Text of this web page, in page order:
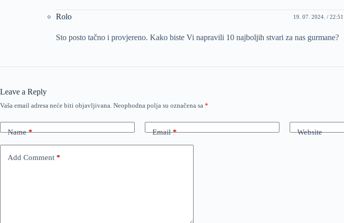
Rolo 19. 07. 2024. / 22:51
Sto posto tačno i provjereno. Kako biste Vi napravili 10 najboljih stvari za nas gurmane?
Leave a Reply
Vaša email adresa neće biti objavljivana. Neophodna polja su označena sa *
Name* Email* Website
Add Comment *